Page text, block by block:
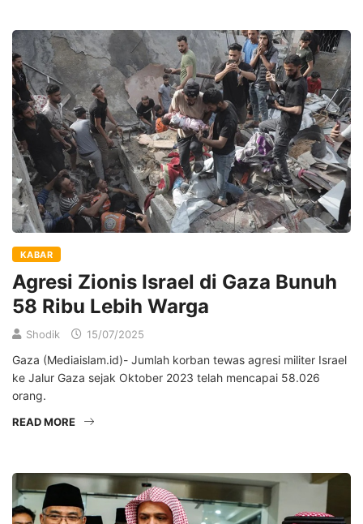
KABAR
Agresi Zionis Israel di Gaza Bunuh
58 Ribu Lebih Warga
Shodik 15/07/2025
Gaza (Mediaislam.id)- Jumlah korban tewas agresi militer Israel
ke Jalur Gaza sejak Oktober 2023 telah mencapai 58.026
orang.
READ MORE